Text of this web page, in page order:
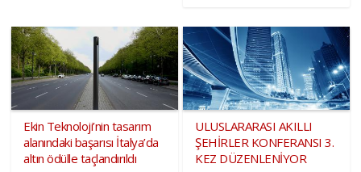
Ekin Teknoloji’nin tasarım
alanındaki başarısı İtalya’da
altın ödülle taçlandırıldı
ULUSLARARASI AKILLI
ŞEHİRLER KONFERANSI 3.
KEZ DÜZENLENİYOR